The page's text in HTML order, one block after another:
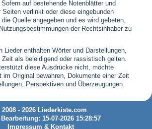
auf bestehende Notenblätter und
Seiten verlinkt oder diese eingebunden
Quelle angegeben und es wird gebeten,
der Rechtsinhaber zu
Lieder enthalten Wörter und Darstellungen,
Zeit als beleidigend oder rassistisch gelten.
diese Ausdrücke nicht, möchte
im Original bewahren, Dokumente einer Zeit
Perspektiven und Überzeugungen.
- 2026 Liederkiste.com
15-07-2026 15:28:57
Impressum & Kontakt